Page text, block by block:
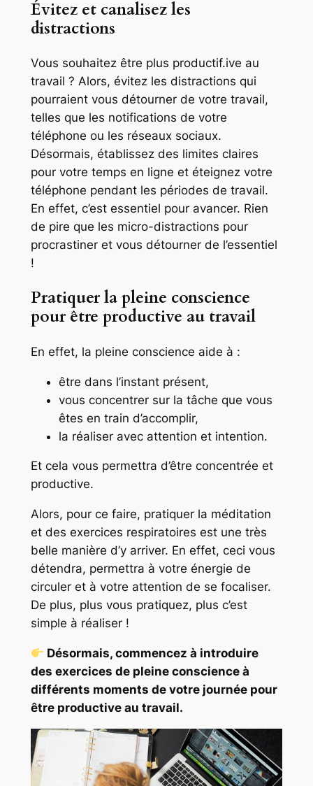
Évitez et canalisez les
distractions
Vous souhaitez être plus productif.ive au
travail ? Alors, évitez les distractions qui
pourraient vous détourner de votre travail,
telles que les notifications de votre
téléphone ou les réseaux sociaux.
Désormais, établissez des limites claires
pour votre temps en ligne et éteignez votre
téléphone pendant les périodes de travail.
En effet, c’est essentiel pour avancer. Rien
de pire que les micro-distractions pour
procrastiner et vous détourner de l’essentiel
!
Pratiquer la pleine conscience
pour être productive au travail
En effet, la pleine conscience aide à :
être dans l’instant présent,
vous concentrer sur la tâche que vous
êtes en train d’accomplir,
la réaliser avec attention et intention.
Et cela vous permettra d’être concentrée et
productive.
Alors, pour ce faire, pratiquer la méditation
et des exercices respiratoires est une très
belle manière d’y arriver. En effet, ceci vous
détendra, permettra à votre énergie de
circuler et à votre attention de se focaliser.
De plus, plus vous pratiquez, plus c’est
simple à réaliser !
Désormais, commencez à introduire
des exercices de pleine conscience à
différents moments de votre journée pour
être productive au travail.